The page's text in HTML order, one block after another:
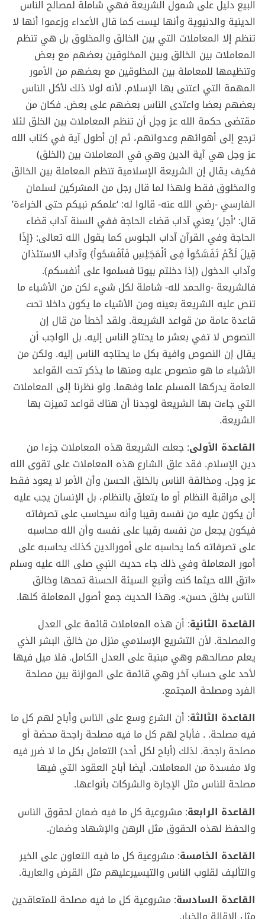
البيع دليل على شمول الشريعة فهي شاملة لمصالح الناس
الدينية والدنيوية وأنها ليست كما قال الأعداء وزعموا أنها لا
تنظم إلا المعاملات التي بين الخالق والمخلوق بل هي تنظم
المعاملات بين الخالق وبين المخلوقين بعضهم مع بعض
وتنظيمها للمعاملة بين المخلوقين مع بعضهم من الأمور
المهمة التي اعتنى بها الإسلام. لأنه لولا ذلك لأكل الناس
بعضهم بعضا واعتدى الناس بعضهم على بعض. فكان من
مقتضى حكمة الله عز وجل أن تنظم المعاملات بين الخلق لئلا
ترجع إلى أهوائهم وعدوانهم، ثم إن أطول آية في كتاب الله
عز وجل هي آية الدين وهي في المعاملات بين (الخلق)
فكيف يقال إن الشريعة الإسلامية تنظم المعاملة بين الخالق
والمخلوق فقط ولهذا لما قال رجل من المشركين لسلمان
الفارسي -رضي الله عنه- قالوا له: ‘علمكم نبيكم حتى الخراءة’
قال: ‘أجل’ يعني آداب قضاء الحاجة ففي السنة آداب قضاء
الحاجة وفي القرآن آداب الجلوس كما يقول الله تعالى: {إِذَا
قِیلَ لَكُمۡ تَفَسَّحُوا۟ فِی ٱلۡمَجَـٰلِسِ فَٱفۡسَحُوا۟} وآداب الاستئذان
وآداب الدخول (إذا دخلتم بيوتا فسلموا على أنفسكم).
فالشريعة -والحمد لله- شاملة لكل شيء لكن من الأشياء ما
تنص عليه الشريعة بعينه ومن الأشياء ما يكون داخلا تحت
قاعدة عامة من قواعد الشريعة. ولقد أخطأ من قال إن
النصوص لا تفي بعشر ما يحتاج الناس إليه. بل الواجب أن
يقال إن النصوص وافية بكل ما يحتاجه الناس إليه. ولكن من
الأشياء ما هو منصوص عليه ومنها ما يذكر تحت القواعد
العامة يدركها المسلم علما وفهما. ولو نظرنا إلى المعاملات
التي جاءت بها الشريعة لوجدنا أن هناك قواعد تميزت بها
الشريعة.
القاعدة الأولى: جعلت الشريعة هذه المعاملات جزءا من
دين الإسلام. فقد علق الشارع هذه المعاملات على تقوى الله
عز وجل. ومخالقة الناس بالخلق الحسن وأن الأمر لا يعود فقط
إلى مراقبة النظام أو ما يتعلق بالنظام، بل الإنسان يجب عليه
أن يكون عليه من نفسه رقيبا وأنه سيحاسب على تصرفاته
فيكون يجعل من نفسه رقيبا على نفسه وأن الله محاسبه
على تصرفاته كما يحاسبه على أمورالدين كذلك يحاسبه على
أمور المعاملة وفي ذلك جاء حديث النبي صلى الله عليه وسلم
«اتق الله حيثما كنت وأتبع السيئة الحسنة تمحها وخالق
الناس بخلق حسن». وهذا الحديث جمع أصول المعاملة كلها.
القاعدة الثانية: أن هذه المعاملات قائمة على العدل
والمصلحة. لأن التشريع الإسلامي منزل من خالق البشر الذي
يعلم مصالحهم وهي مبنية على العدل الكامل. فلا ميل فيها
لأحد على حساب آخر وهي قائمة على الموازنة بين مصلحة
الفرد ومصلحة المجتمع.
القاعدة الثالثة: أن الشرع وسع على الناس وأباح لهم كل ما
فيه مصلحة. . فأباح لهم كل ما فيه مصلحة راجحة محضة أو
مصلحة راجحة. لذلك (أباح لكل أحد) التعامل بكل ما لا ضرر فيه
ولا مفسدة من المعاملات. أيضا أباح العقود التي فيها
مصلحة للناس مثل الإجارة والشركات بأنواعها.
القاعدة الرابعة: مشروعية كل ما فيه ضمان لحقوق الناس
والحفظ لهذه الحقوق مثل الرهن والإشهاد وضمان.
القاعدة الخامسة: مشروعية كل ما فيه التعاون على الخير
والتأليف لقلوب الناس والتيسيرعليهم مثل القرض والعارية.
القاعدة السادسة: مشروعية كل ما فيه مصلحة للمتعاقدين